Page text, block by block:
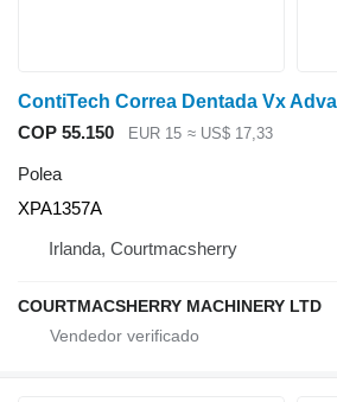
COP 55.150 EUR 15 ≈ US$ 17,33
Polea
XPA1357A
Irlanda, Courtmacsherry
COURTMACSHERRY MACHINERY LTD